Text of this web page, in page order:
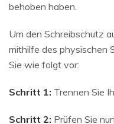
behoben haben.
Um den Schreibschutz
mithilfe des physischen
Sie wie folgt vor:
Schritt 1: Trennen Sie
Schritt 2: Prüfen Sie